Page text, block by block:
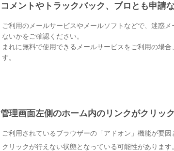
コメントやトラックバック、ブロとも申請
ご利用のメールサービスやメールソフトなどで、迷惑
ないかをご確認ください。
まれに無料で使用できるメールサービスをご利用の場
す。
管理画面左側のホーム内のリンクがクリッ
ご利用されているブラウザーの「アドオン」機能が要因
クリックが行えない状態となっている可能性があります。